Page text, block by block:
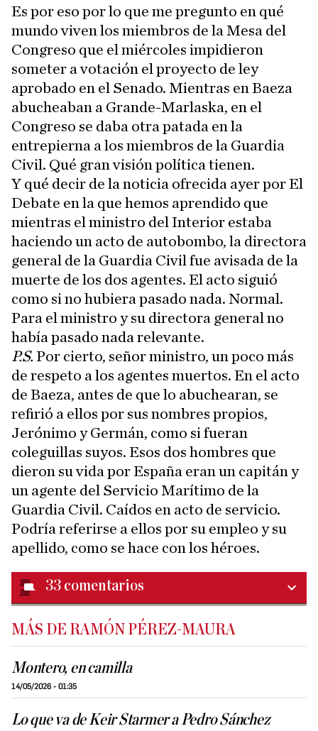
Es por eso por lo que me pregunto en qué
mundo viven los miembros de la Mesa del
Congreso que el miércoles impidieron
someter a votación el proyecto de ley
aprobado en el Senado. Mientras en Baeza
abucheaban a Grande-Marlaska, en el
Congreso se daba otra patada en la
entrepierna a los miembros de la Guardia
Civil. Qué gran visión política tienen.
Y qué decir de la noticia ofrecida ayer por El
Debate en la que hemos aprendido que
mientras el ministro del Interior estaba
haciendo un acto de autobombo, la directora
general de la Guardia Civil fue avisada de la
muerte de los dos agentes. El acto siguió
como si no hubiera pasado nada. Normal.
Para el ministro y su directora general no
había pasado nada relevante.
P.S. Por cierto, señor ministro, un poco más
de respeto a los agentes muertos. En el acto
de Baeza, antes de que lo abuchearan, se
refirió a ellos por sus nombres propios,
Jerónimo y Germán, como si fueran
coleguillas suyos. Esos dos hombres que
dieron su vida por España eran un capitán y
un agente del Servicio Marítimo de la
Guardia Civil. Caídos en acto de servicio.
Podría referirse a ellos por su empleo y su
apellido, como se hace con los héroes.
33 comentarios
MÁS DE RAMÓN PÉREZ-MAURA
Montero, en camilla
14/05/2026 - 01:35
Lo que va de Keir Starmer a Pedro Sánchez